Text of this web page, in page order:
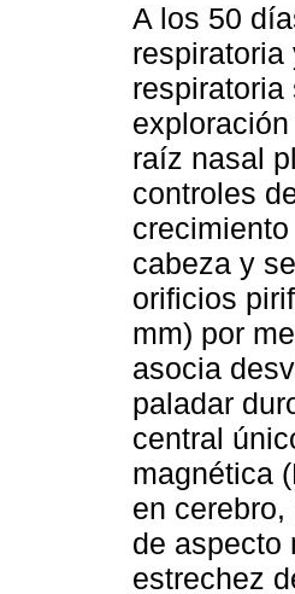
A los 50
respiratoria
raíz nasal
controles
cabeza y
orificios
mm) por
asocia
paladar
central
magnética
en
de aspecto
estrechez